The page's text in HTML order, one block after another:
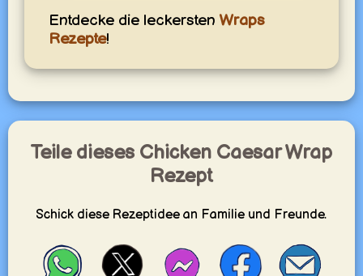
Entdecke die leckersten Wraps
Rezepte!
Teile dieses Chicken Caesar Wrap
Rezept
Schick diese Rezeptidee an Familie und Freunde.